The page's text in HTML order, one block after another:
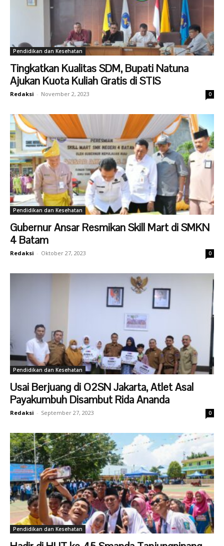
Pendidikan dan Kesehatan
Tingkatkan Kualitas SDM, Bupati Natuna
Ajukan Kuota Kuliah Gratis di STIS
Redaksi - November 2, 2023 0
Pendidikan dan Kesehatan
Gubernur Ansar Resmikan Skill Mart di SMKN
4 Batam
Redaksi - Oktober 27, 2023 0
Pendidikan dan Kesehatan
Usai Berjuang di O2SN Jakarta, Atlet Asal
Payakumbuh Disambut Rida Ananda
Redaksi - September 27, 2023 0
Pendidikan dan Kesehatan